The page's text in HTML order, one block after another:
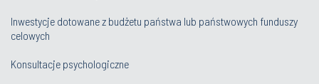
Inwestycje dotowane z budżetu państwa lub państwowych funduszy
celowych
Konsultacje psychologiczne